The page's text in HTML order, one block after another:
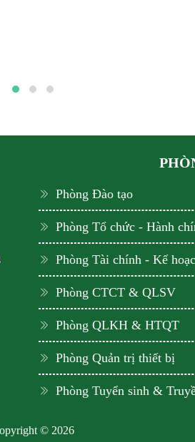
Phòng Đào tạo
Phòng Tổ chức - Hành
Phòng Tài chính - Kế
Phòng CTCT & QLSV
Phòng QLKH & HTQT
Phòng Quản trị thiết bị
Phòng Tuyển sinh &
© 2026